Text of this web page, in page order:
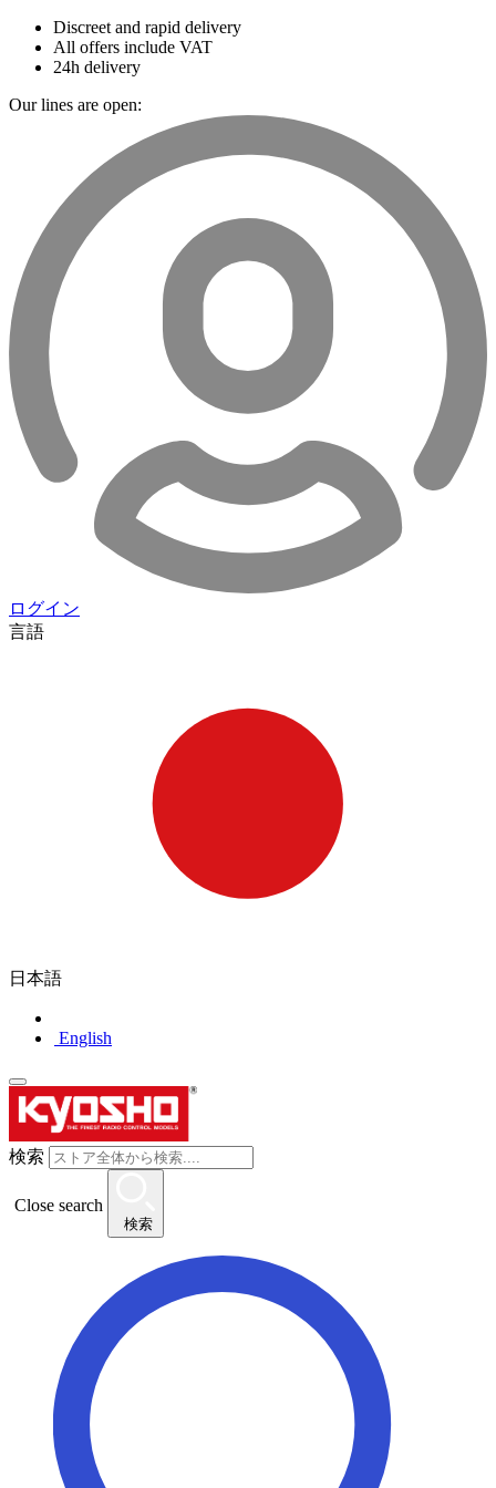
Discreet and rapid delivery
All offers include VAT
24h delivery
Our lines are open:
ログイン
言語
日本語
English
検索
Close search
検索